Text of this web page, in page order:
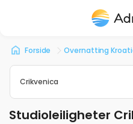
Forside Overnatting
Crikvenica
Studioleiligheter